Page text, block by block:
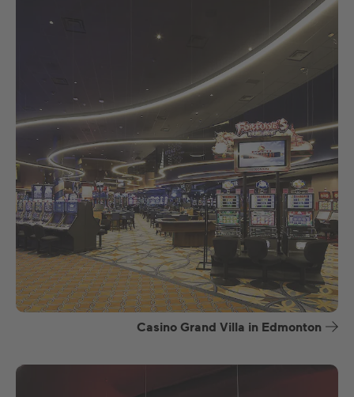
Casino Grand Villa in Edmonton